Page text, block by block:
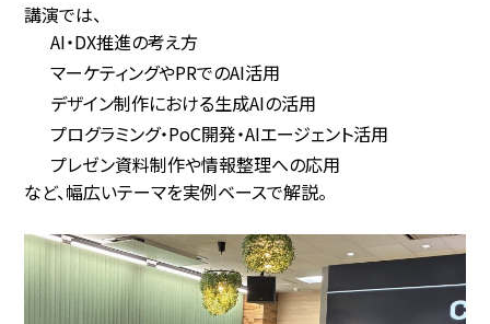
講演では、
AI・DX推進の考え方
マーケティングやPRでのAI活用
デザイン制作における生成AIの活用
プログラミング・PoC開発・AIエージェント活用
プレゼン資料制作や情報整理への応用
など、幅広いテーマを実例ベースで解説。